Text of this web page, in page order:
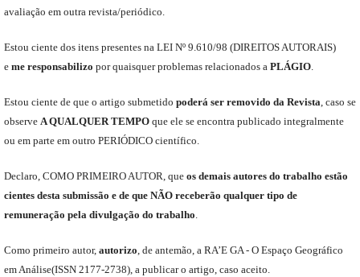
avaliação em outra revista/periódico.
Estou ciente dos itens presentes na LEI Nº 9.610/98 (DIREITOS AUTORAIS)
e meresponsabilizo por quaisquer problemas relacionados a PLÁGIO.
Estou ciente de que o artigo submetido poderá ser removido da Revista,caso se
observe A QUALQUER TEMPOque elese encontra publicado integralmente
ou em parte em outro PERIÓDICOcientífico.
Declaro, COMO PRIMEIRO AUTOR,que os demais autores do trabalho estão
cientes desta submissão e de que NÃOreceberão qualquer tipo de
remuneração pela divulgação do trabalho.
Como primeiro autor, autorizo, de antemão, a RA’E GA - O Espaço Geográfico
em Análise(ISSN 2177-2738), a publicar o artigo, caso aceito.